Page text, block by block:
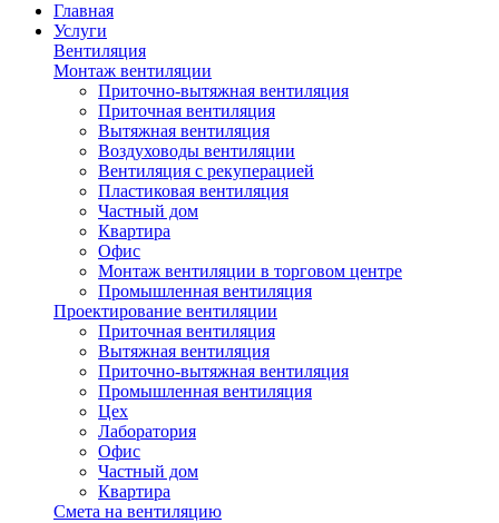
Главная
Услуги
Вентиляция
Монтаж вентиляции
Приточно-вытяжная вентиляция
Приточная вентиляция
Вытяжная вентиляция
Воздуховоды вентиляции
Вентиляция с рекуперацией
Пластиковая вентиляция
Частный дом
Квартира
Офис
Монтаж вентиляции в торговом центре
Промышленная вентиляция
Проектирование вентиляции
Приточная вентиляция
Вытяжная вентиляция
Приточно-вытяжная вентиляция
Промышленная вентиляция
Цех
Лаборатория
Офис
Частный дом
Квартира
Смета на вентиляцию